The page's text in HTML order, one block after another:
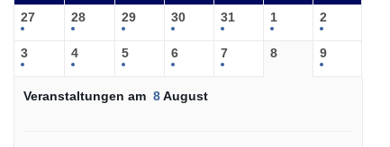
27 28 29 30 31 1 2
3 4 5 6 7 8 9
Veranstaltungen am 8August